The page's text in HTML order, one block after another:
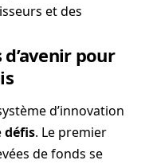
et des
pour
d’innovation
défis. Le premier
de fonds se